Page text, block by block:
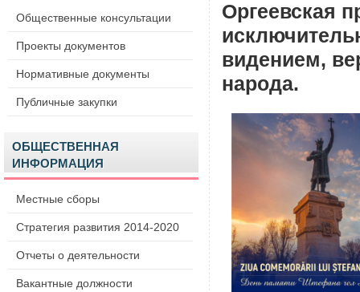
Общественные консультации
Проекты документов
Нормативные документы
Публичные закупки
ОБЩЕСТВЕННАЯ
ИНФОРМАЦИЯ
Местные сборы
Стратегия развития 2014-2020
Отчеты о деятельности
Вакантные должности
Оргеевская
видением,
народа.